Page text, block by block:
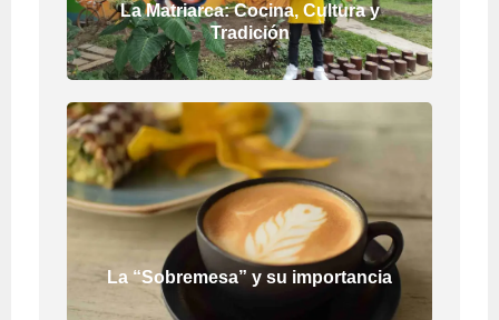
La Matriarca: Cocina, Cultura y
Tradición
La “Sobremesa” y su importancia